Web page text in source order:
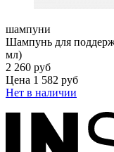
шампуни
Шампунь для
мл)
2 260 руб
Цена 1 582 руб
Нет в наличии